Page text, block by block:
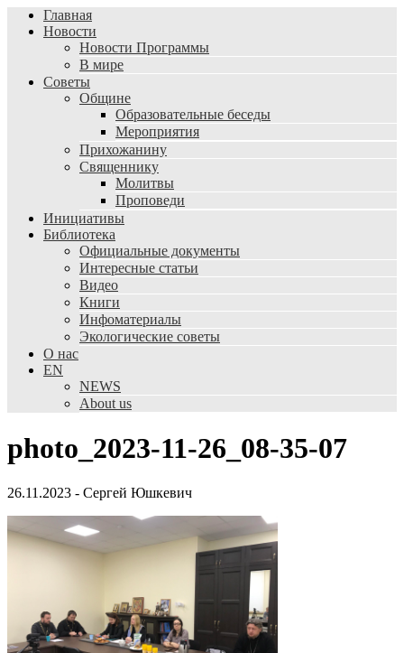
Главная
Новости
Новости Программы
В мире
Советы
Общине
Образовательные беседы
Мероприятия
Прихожанину
Священнику
Молитвы
Проповеди
Инициативы
Библиотека
Официальные документы
Интересные статьи
Видео
Книги
Инфоматериалы
Экологические советы
О нас
EN
NEWS
About us
photo_2023-11-26_08-35-07
26.11.2023 - Сергей Юшкевич